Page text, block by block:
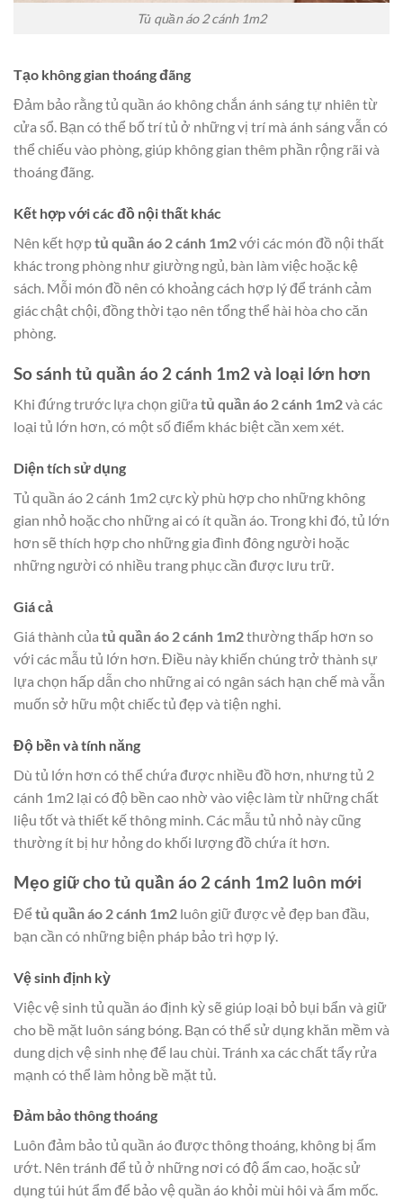
Tủ quần áo 2 cánh 1m2
Tạo không gian thoáng đãng
Đảm bảo rằng tủ quần áo không chắn ánh sáng tự nhiên từ
cửa sổ. Bạn có thể bố trí tủ ở những vị trí mà ánh sáng vẫn có
thể chiếu vào phòng, giúp không gian thêm phần rộng rãi và
thoáng đãng.
Kết hợp với các đồ nội thất khác
Nên kết hợptủ quần áo 2 cánh 1m2với các món đồ nội thất
khác trong phòng như giường ngủ, bàn làm việc hoặc kệ
sách. Mỗi món đồ nên có khoảng cách hợp lý để tránh cảm
giác chật chội, đồng thời tạo nên tổng thể hài hòa cho căn
phòng.
So sánh tủ quần áo 2 cánh 1m2 và loại lớn hơn
Khi đứng trước lựa chọn giữa tủ quần áo 2 cánh 1m2và các
loại tủ lớn hơn, có một số điểm khác biệt cần xem xét.
Diện tích sử dụng
Tủ quần áo 2 cánh 1m2 cực kỳ phù hợp cho những không
gian nhỏ hoặc cho những ai có ít quần áo. Trong khi đó, tủ lớn
hơn sẽ thích hợp cho những gia đình đông người hoặc
những người có nhiều trang phục cần được lưu trữ.
Giá cả
Giá thành của tủ quần áo 2 cánh 1m2thường thấp hơn so
với các mẫu tủ lớn hơn. Điều này khiến chúng trở thành sự
lựa chọn hấp dẫn cho những ai có ngân sách hạn chế mà vẫn
muốn sở hữu một chiếc tủ đẹp và tiện nghi.
Độ bền và tính năng
Dù tủ lớn hơn có thể chứa được nhiều đồ hơn, nhưng tủ 2
cánh 1m2 lại có độ bền cao nhờ vào việc làm từ những chất
liệu tốt và thiết kế thông minh. Các mẫu tủ nhỏ này cũng
thường ít bị hư hỏng do khối lượng đồ chứa ít hơn.
Mẹo giữ cho tủ quần áo 2 cánh 1m2 luôn mới
Để tủ quần áo 2 cánh 1m2 luôn giữ được vẻ đẹp ban đầu,
bạn cần có những biện pháp bảo trì hợp lý.
Vệ sinh định kỳ
Việc vệ sinh tủ quần áo định kỳ sẽ giúp loại bỏ bụi bẩn và giữ
cho bề mặt luôn sáng bóng. Bạn có thể sử dụng khăn mềm và
dung dịch vệ sinh nhẹ để lau chùi. Tránh xa các chất tẩy rửa
mạnh có thể làm hỏng bề mặt tủ.
Đảm bảo thông thoáng
Luôn đảm bảo tủ quần áo được thông thoáng, không bị ẩm
ướt. Nên tránh để tủ ở những nơi có độ ẩm cao, hoặc sử
dụng túi hút ẩm để bảo vệ quần áo khỏi mùi hôi và ẩm mốc.